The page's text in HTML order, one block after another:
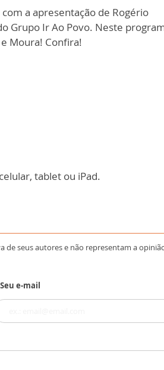
a apresentação de Rogério
Grupo Ir Ao Povo. Neste
Moura! Confira!
tablet ou iPad.
de seus autores e não representam a
Seu e-mail